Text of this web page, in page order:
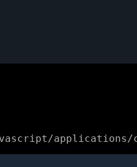
applications/